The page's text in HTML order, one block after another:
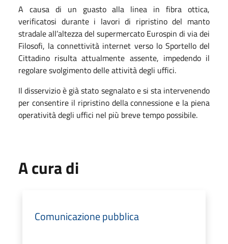
A causa di un guasto alla linea in fibra ottica,
verificatosi durante i lavori di ripristino del manto
stradale all’altezza del supermercato Eurospin di via dei
Filosofi, la connettività internet verso lo Sportello del
Cittadino risulta attualmente assente, impedendo il
regolare svolgimento delle attività degli uffici.
Il disservizio è già stato segnalato e si sta intervenendo
per consentire il ripristino della connessione e la piena
operatività degli uffici nel più breve tempo possibile.
A cura di
Comunicazione pubblica